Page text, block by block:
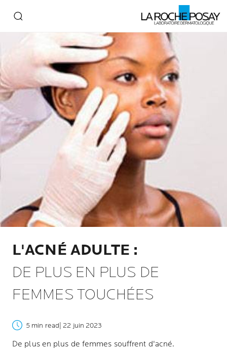
L'ACNÉ ADULTE :
DE PLUS EN PLUS DE
FEMMES TOUCHÉES
5 min read | 22 juin 2023
De plus en plus de femmes souffrent d'acné.